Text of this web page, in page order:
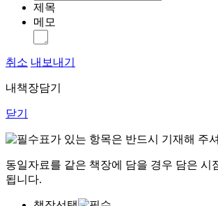
제목
메모
취소 내보내기
내책장담기
닫기
표가 있는 항목은 반드시 기재해 주
동일자료를 같은 책장에 담을 경우 담은 시
됩니다.